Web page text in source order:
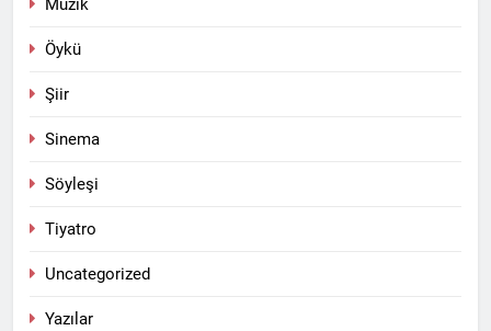
Müzik
Öykü
Şiir
Sinema
Söyleşi
Tiyatro
Uncategorized
Yazılar